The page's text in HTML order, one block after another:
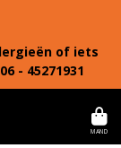
of iets
- 45271931
MAND